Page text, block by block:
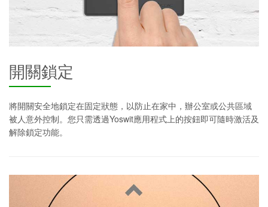
開關鎖定
將開關安全地鎖定在固定狀態，以防止在家中，辦公室或公共區域
被人意外控制。您只需透過Yoswit應用程式上的按鈕即可隨時激活及
解除鎖定功能。